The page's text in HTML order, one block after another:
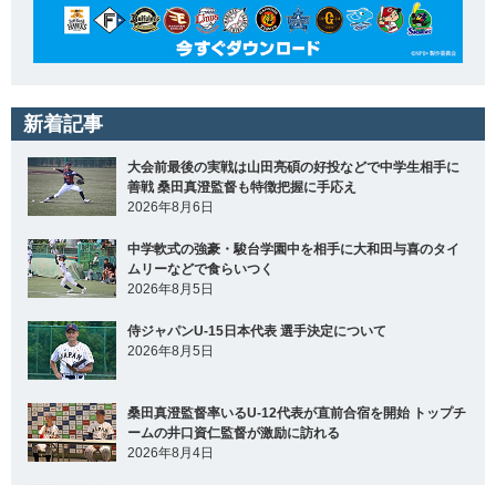
新着記事
大会前最後の実戦は山田亮碩の好投などで中学生相手に
善戦 桑田真澄監督も特徴把握に手応え
2026年8月6日
中学軟式の強豪・駿台学園中を相手に大和田与喜のタイ
ムリーなどで食らいつく
2026年8月5日
侍ジャパンU-15日本代表 選手決定について
2026年8月5日
桑田真澄監督率いるU-12代表が直前合宿を開始 トップチ
ームの井口資仁監督が激励に訪れる
2026年8月4日